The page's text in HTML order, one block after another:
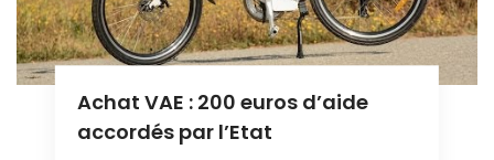
Achat VAE : 200 euros d’aide
accordés par l’Etat